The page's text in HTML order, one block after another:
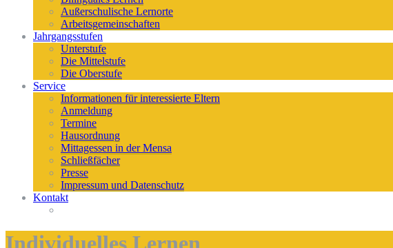
Außerschulische Lernorte
Arbeitsgemeinschaften
Jahrgangsstufen
Unterstufe
Die Mittelstufe
Die Oberstufe
Service
Informationen für interessierte Eltern
Anmeldung
Termine
Hausordnung
Mittagessen in der Mensa
Schließfächer
Presse
Impressum und Datenschutz
Kontakt